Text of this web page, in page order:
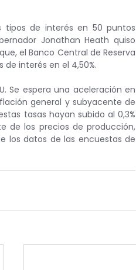
tipos de interés en 50 puntos
Jonathan Heath quiso
el Banco Central de Reserva
interés en el 4,50%.
Se espera una aceleración en
general y subyacente de
tasas hayan subido al 0,3%
de los precios de producción,
los datos de las encuestas de